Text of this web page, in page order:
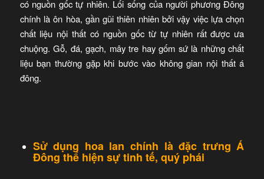
có nguồn gốc tự nhiên. Lối sống của người phương Đông
chính là ôn hòa, gần gũi thiên nhiên bởi vậy việc lựa chọn
chất liệu nội thất có nguồn gốc từ tự nhiên rất được ưa
chuộng. Gỗ, đá, gạch, mây tre hay gốm sứ là những chất
liệu bạn thường gặp khi bước vào không gian nội thất á
đông.
Sử dụng hoa lan chính là đặc trưng Á
Đông thể hiện sự tinh tế, quý phái